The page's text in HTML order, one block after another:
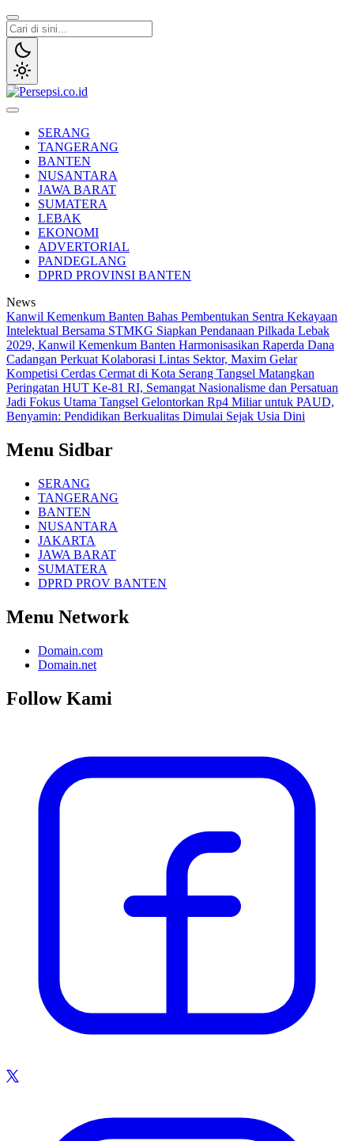
Lewati
ke
konten
SERANG
TANGERANG
BANTEN
NUSANTARA
JAWA BARAT
SUMATERA
LEBAK
EKONOMI
ADVERTORIAL
PANDEGLANG
DPRD PROVINSI BANTEN
News
Kanwil Kemenkum Banten Bahas Pembentukan Sentra Kekayaan
Intelektual Bersama STMKG Siapkan Pendanaan Pilkada Lebak
2029, Kanwil Kemenkum Banten Harmonisasikan Raperda Dana
Cadangan Perkuat Kolaborasi Lintas Sektor, Maxim Gelar
Kompetisi Cerdas Cermat di Kota Serang Tangsel Matangkan
Peringatan HUT Ke-81 RI, Semangat Nasionalisme dan Persatuan
Jadi Fokus Utama Tangsel Gelontorkan Rp4 Miliar untuk PAUD,
Benyamin: Pendidikan Berkualitas Dimulai Sejak Usia Dini
Menu Sidbar
SERANG
TANGERANG
BANTEN
NUSANTARA
JAKARTA
JAWA BARAT
SUMATERA
DPRD PROV BANTEN
Menu Network
Domain.com
Domain.net
Follow Kami